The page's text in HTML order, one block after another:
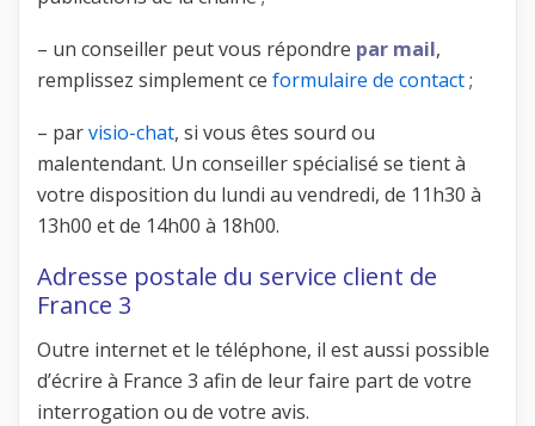
– un conseiller peut vous répondre par mail,
remplissez simplement ce formulaire de contact;
– parvisio-chat, si vous êtes sourd ou
malentendant. Un conseiller spécialisé se tient à
votre disposition du lundi au vendredi, de 11h30 à
13h00 et de 14h00 à 18h00.
Adresse postale du service client de
France 3
Outre internet et le téléphone, il est aussi possible
d’écrire à France 3 afin de leur faire part de votre
interrogation ou de votre avis.